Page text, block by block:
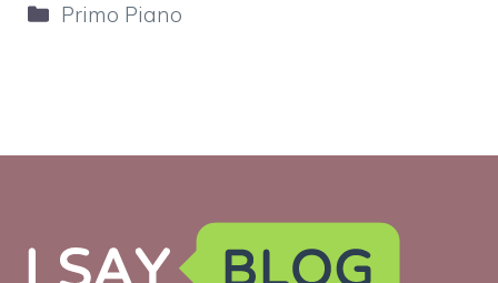
Categorie
Primo Piano